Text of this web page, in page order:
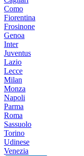
Como
Fiorentina
Frosinone
Genoa
Inter
Juventus
Lazio
Lecce
Milan
Monza
Napoli
Parma
Roma
Sassuolo
Torino
Udinese
Venezia